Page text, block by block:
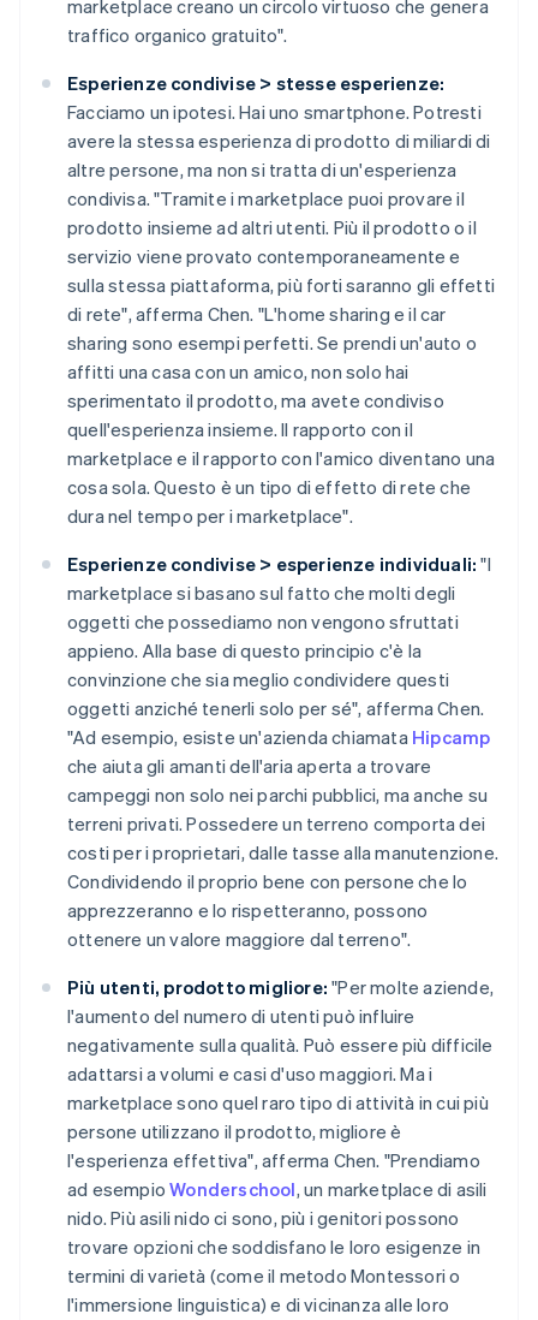
marketplace creano un circolo virtuoso che genera
traffico organico gratuito".
Esperienze condivise > stesse esperienze:
Facciamo un ipotesi. Hai uno smartphone. Potresti
avere la stessa esperienza di prodotto di miliardi di
altre persone, ma non si tratta di un'esperienza
condivisa. "Tramite i marketplace puoi provare il
prodotto insieme ad altri utenti. Più il prodotto o il
servizio viene provato contemporaneamente e
sulla stessa piattaforma, più forti saranno gli effetti
di rete", afferma Chen. "L'home sharing e il car
sharing sono esempi perfetti. Se prendi un'auto o
affitti una casa con un amico, non solo hai
sperimentato il prodotto, ma avete condiviso
quell'esperienza insieme. Il rapporto con il
marketplace e il rapporto con l'amico diventano una
cosa sola. Questo è un tipo di effetto di rete che
dura nel tempo per i marketplace".
Esperienze condivise > esperienze individuali: "I
marketplace si basano sul fatto che molti degli
oggetti che possediamo non vengono sfruttati
appieno. Alla base di questo principio c'è la
convinzione che sia meglio condividere questi
oggetti anziché tenerli solo per sé", afferma Chen.
"Ad esempio, esiste un'azienda chiamata Hipcamp
che aiuta gli amanti dell'aria aperta a trovare
campeggi non solo nei parchi pubblici, ma anche su
terreni privati. Possedere un terreno comporta dei
costi per i proprietari, dalle tasse alla manutenzione.
Condividendo il proprio bene con persone che lo
apprezzeranno e lo rispetteranno, possono
ottenere un valore maggiore dal terreno".
Più utenti, prodotto migliore: "Per molte aziende,
l'aumento del numero di utenti può influire
negativamente sulla qualità. Può essere più difficile
adattarsi a volumi e casi d'uso maggiori. Ma i
marketplace sono quel raro tipo di attività in cui più
persone utilizzano il prodotto, migliore è
l'esperienza effettiva", afferma Chen. "Prendiamo
ad esempioWonderschool, un marketplace di asili
nido. Più asili nido ci sono, più i genitori possono
trovare opzioni che soddisfano le loro esigenze in
termini di varietà (come il metodo Montessori o
l'immersione linguistica) e di vicinanza alle loro